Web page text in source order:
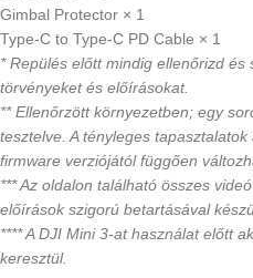
Gimbal Protector × 1
Type-C to Type-C PD Cable × 1
* Repülés előtt mindig ellenőrizd
törvényeket és előírásokat.
** Ellenőrzött környezetben; egy
tesztelve. A tényleges
firmware verziójától függően
*** Az oldalon található összes
előírások szigorú betartásával
**** A DJI Mini 3-at használat előtt
keresztül.